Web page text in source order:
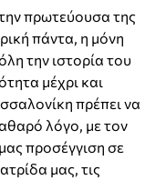
πρωτεύουσα της
πάντα, η μόνη
την ιστορία του
μέχρι και
πρέπει να
λόγο, με τον
προσέγγιση σε
μας, τις